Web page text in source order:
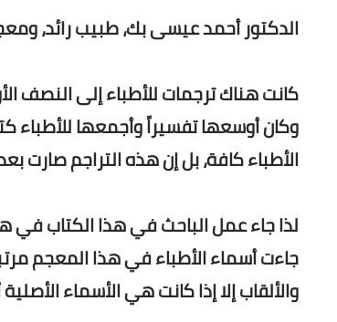
الدكتور أحمد عيسى بك، طبيب رائد،
كانت هناك ترجمات للأطباء إلى النصف
وكان أوسعها تفسيراً وأجمعها للأطباء
الأطباء كافة، بل إن هذه التراجم صارت
لذا جاء عمل الباحث في هذا الكتاب في
جاءت أسماء الأطباء في هذا المعجم
والألقاب إلا إذا كانت هي الأسماء